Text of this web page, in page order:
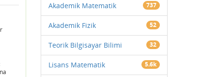
Akademik Matematik 737
Akademik Fizik 52
Teorik Bilgisayar Bilimi 32
Lisans Matematik 5.6k